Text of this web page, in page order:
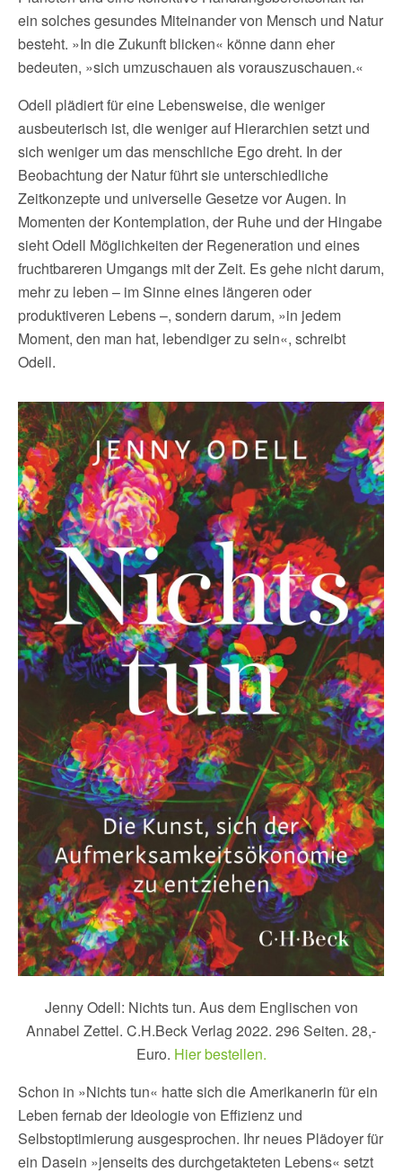
ein solches gesundes Miteinander von Mensch und Natur
besteht. »In die Zukunft blicken« könne dann eher
bedeuten, »sich umzuschauen als vorauszuschauen.«
Odell plädiert für eine Lebensweise, die weniger
ausbeuterisch ist, die weniger auf Hierarchien setzt und
sich weniger um das menschliche Ego dreht. In der
Beobachtung der Natur führt sie unterschiedliche
Zeitkonzepte und universelle Gesetze vor Augen. In
Momenten der Kontemplation, der Ruhe und der Hingabe
sieht Odell Möglichkeiten der Regeneration und eines
fruchtbareren Umgangs mit der Zeit. Es gehe nicht darum,
mehr zu leben – im Sinne eines längeren oder
produktiveren Lebens –, sondern darum, »in jedem
Moment, den man hat, lebendiger zu sein«, schreibt
Odell.
Jenny Odell: Nichts tun. Aus dem Englischen von
Annabel Zettel. C.H.Beck Verlag 2022. 296 Seiten. 28,-
Euro. Hier bestellen.
Schon in »Nichts tun« hatte sich die Amerikanerin für ein
Leben fernab der Ideologie von Effizienz und
Selbstoptimierung ausgesprochen. Ihr neues Plädoyer für
ein Dasein »jenseits des durchgetakteten Lebens« setzt